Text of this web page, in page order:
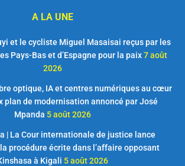
A LA UNE
et le cycliste Miguel Masaisai reçus par les
Pays-Bas et d’Espagne pour la paix7 août
2026
optique, IA et centres numériques au cœur
plan de modernisation annoncé par José
Mpanda 5 août 2026
| La Cour internationale de justice lance
procédure écrite dans l’affaire opposant
à Kigali 5 août 2026